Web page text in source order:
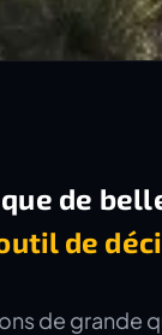
de
de
de grande